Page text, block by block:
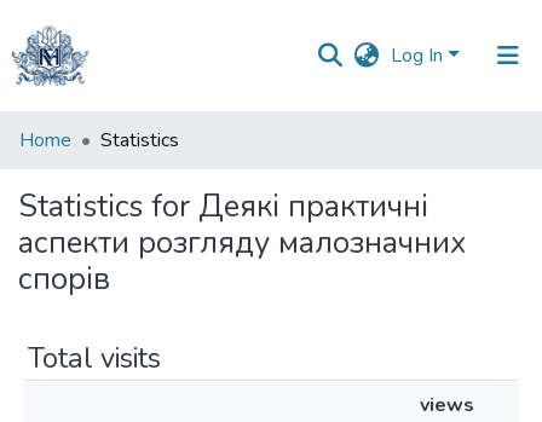
Log In
Communities
Collections
All of DSpace
Home Statistics
Statistics for Деякі практичні
аспекти розгляду малозначних
спорів
Total visits
views